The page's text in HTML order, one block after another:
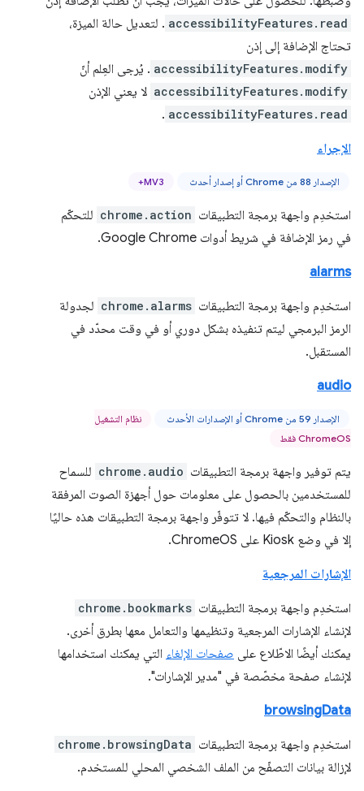
accessibilityFeatures.read . لتعديل حالة الميزة،
تحتاج الإضافة إلى إذن
accessibilityFeatures.modify . يُرجى العِلم أنّ
accessibilityFeatures.modify لا يعني الإذن
accessibilityFeatures.read
.
الإجراء
الإصدار 88 من Chrome أو إصدار أحدث MV3+
استخدِم واجهة برمجة التطبيقات chrome.action للتحكّم
في رمز الإضافة في شريط أدوات Google Chrome.
alarms
استخدِم واجهة برمجة التطبيقات chrome.alarms لجدولة
الرمز البرمجي ليتم تنفيذه بشكل دوري أو في وقت محدّد في
المستقبل.
audio
الإصدار 59 من Chrome أو الإصدارات الأحدث
نظام التشغيل
ChromeOS فقط
يتم توفير واجهة برمجة التطبيقات chrome.audio للسماح
للمستخدمين بالحصول على معلومات حول أجهزة الصوت المرفقة
بالنظام والتحكّم فيها. لا تتوفّر واجهة برمجة التطبيقات هذه حاليًا
إلا في وضع Kiosk على ChromeOS.
الإشارات المرجعية
استخدِم واجهة برمجة التطبيقات chrome.bookmarks
لإنشاء الإشارات المرجعية وتنظيمها والتعامل معها بطرق أخرى.
يمكنك أيضًا الاطّلاع على صفحات الإلغاء التي يمكنك استخدامها
لإنشاء صفحة مخصّصة في "مدير الإشارات".
browsingData
استخدِم واجهة برمجة التطبيقات chrome.browsingData
لإزالة بيانات التصفّح من الملف الشخصي المحلي للمستخدم.